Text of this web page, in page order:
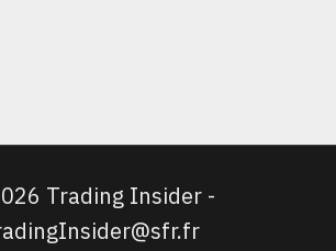
Trading Insider -